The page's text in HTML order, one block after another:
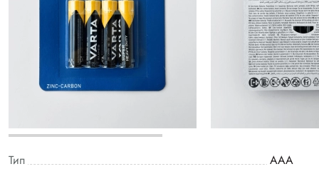
Тип
AAA